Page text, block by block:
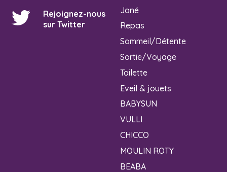
Rejoignez-nous
sur Twitter
Jané
Repas
Sommeil/Détente
Sortie/Voyage
Toilette
Eveil & jouets
BABYSUN
VULLI
CHICCO
MOULIN ROTY
BEABA